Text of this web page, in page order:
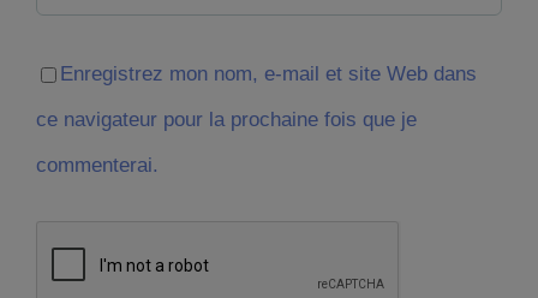
Enregistrez mon nom, e-mail et site Web dans
ce navigateur pour la prochaine fois que je
commenterai.